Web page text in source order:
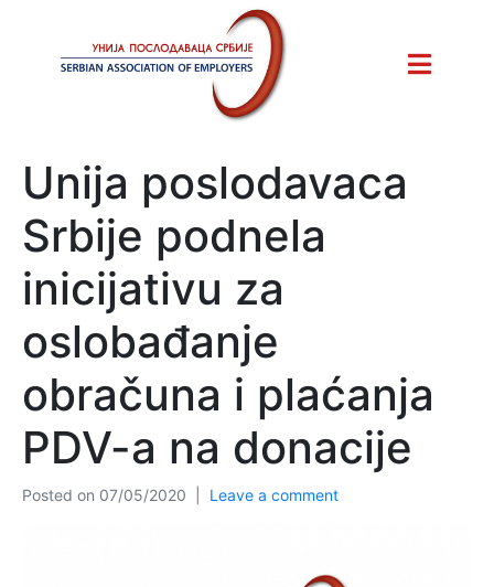
Unija poslodavaca
Srbije podnela
inicijativu za
oslobađanje
obračuna i plaćanja
PDV-a na donacije
Posted on 07/05/2020 Leave a comment